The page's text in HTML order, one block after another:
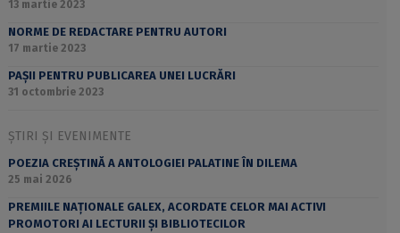
13 martie 2023
NORME DE REDACTARE PENTRU AUTORI
17 martie 2023
PAȘII PENTRU PUBLICAREA UNEI LUCRĂRI
31 octombrie 2023
ȘTIRI ȘI EVENIMENTE
POEZIA CREȘTINĂ A ANTOLOGIEI PALATINE ÎN DILEMA
25 mai 2026
PREMIILE NAȚIONALE GALEX, ACORDATE CELOR MAI ACTIVI
PROMOTORI AI LECTURII ȘI BIBLIOTECILOR